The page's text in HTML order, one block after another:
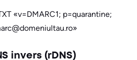
«v=DMARC1; p=quarantine;
invers (rDNS)